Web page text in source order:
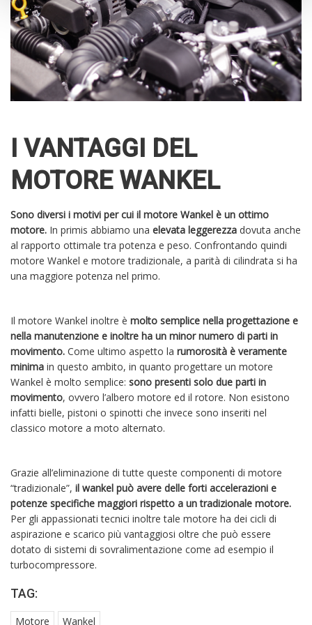
I VANTAGGI DEL
MOTORE WANKEL
Sono diversi i motivi per cui il motore Wankel è un ottimo
motore. In primis abbiamo una elevata leggerezza dovuta anche
al rapporto ottimale tra potenza e peso. Confrontando quindi
motore Wankel e motore tradizionale, a parità di cilindrata si ha
una maggiore potenza nel primo.
Il motore Wankel inoltre è molto semplice nella progettazione e
nella manutenzione e inoltre ha un minor numero di parti in
movimento. Come ultimo aspetto la rumorosità è veramente
minima in questo ambito, in quanto progettare un motore
Wankel è molto semplice: sono presenti solo due parti in
movimento, ovvero l’albero motore ed il rotore. Non esistono
infatti bielle, pistoni o spinotti che invece sono inseriti nel
classico motore a moto alternato.
Grazie all’eliminazione di tutte queste componenti di motore
“tradizionale”, il wankel può avere delle forti accelerazioni e
potenze specifiche maggiori rispetto a un tradizionale motore.
Per gli appassionati tecnici inoltre tale motore ha dei cicli di
aspirazione e scarico più vantaggiosi oltre che può essere
dotato di sistemi di sovralimentazione come ad esempio il
turbocompressore.
TAG:
Motore Wankel